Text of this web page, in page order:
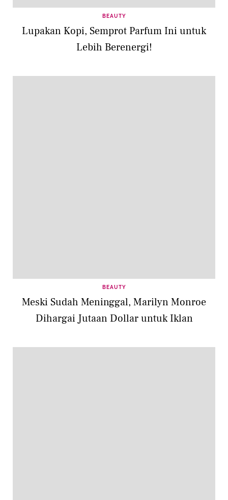
BEAUTY
Lupakan Kopi, Semprot Parfum Ini untuk
Lebih Berenergi!
BEAUTY
Meski Sudah Meninggal, Marilyn Monroe
Dihargai Jutaan Dollar untuk Iklan